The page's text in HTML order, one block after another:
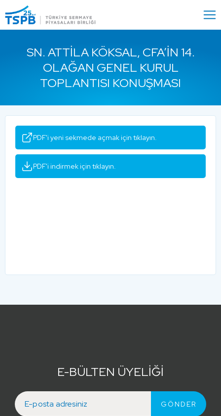
Close
SN. ATTILA KÖKSAL, CFA’IN 14.
OLAĞAN GENEL KURUL
TOPLANTISI KONUŞMASI
PDF'i yeni sekmede açmak için tıklayın.
PDF'i indirmek için tıklayın.
E-BÜLTEN ÜYELİĞİ